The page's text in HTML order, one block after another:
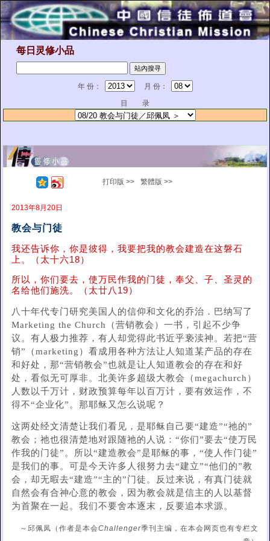
每日灵修小品
年 份：
月 份：
目 录
打印版 >> 繁體版 >>
2013年8月20日
教会与门徒
我还告诉你，你是彼得，我要把我的教会建造在这磐石
上。（太十六18）
所以，你们要去，使万民作我的门徒，奉父、子、圣灵的
名给他们施洗。（太廿八19）
八十年代专门研究美国人的信仰和文化的乔治．巴纳写了
Marketing the Church（营销教会）一书，引起不少争
议。有人极力推荐，有人却觉得此书近乎亵渎神。若把“营
销”（marketing）看成用各种方法让人知道某产品的存在
和好处，那“营销教会”也就是让人知道教会的存在和好
处，看似无可厚非。北美许多超级大教会（megachurch）
人数以千万计，财政预算每年以百万计，要有效运作，不
得不“企业化”。那耶稣又怎么说呢？
这两处经文清楚让我们看见，是耶稣自己要“建造”“祂的”
教会；祂也很清楚地对跟随祂的人说：“你们”要去“使万民
作我的门徒”。所以“建造教会”是耶稣的事，“使人作门徒”
是我们的事。可是今天许多人很努力去“建立”“他们的”教
会，却无暇去“建造”“主的”门徒。反过来说，有真门徒就
自然会有合神心意的教会，因为教会就是信主的人以基督
为首聚在一起。我们不要舍本逐末，反要追本求源。
～邱佩凤（作者是本会Challenger季刊主编，在本会网页也有专栏文